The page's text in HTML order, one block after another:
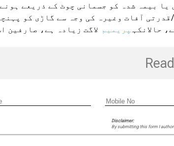
بیمہ شدہ کو جسمانی چوٹ کے ذریعے
آفات وغیرہ کی وجہ سے گاڑی کو
حالانکہ پریمیم لاگت زیادہ ہے، صارفین
Disclaimer:
By submitting this form I